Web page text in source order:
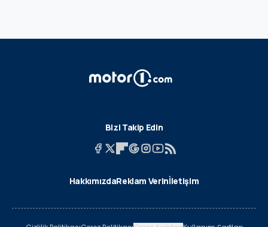
Bizi Takip Edin
HakkımızdaReklam Verinİletişim